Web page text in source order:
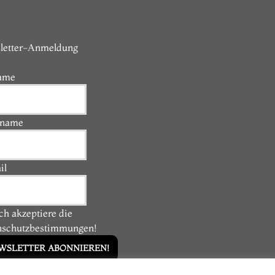
Anmeldung
akzeptiere die